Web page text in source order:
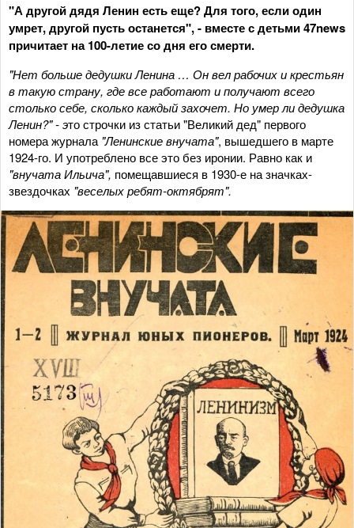
"А другой дядя Ленин есть еще? Для того, если один
умрет, другой пусть останется", - вместе с детьми 47news
причитает на 100-летие со дня его смерти.
"Нет больше дедушки Ленина … Он вел рабочих и крестьян
в такую страну, где все работают и получают всего
столько себе, сколько каждый захочет. Но умер ли дедушка
Ленин?" - это строчки из статьи "Великий дед" первого
номера журнала "Ленинские внучата", вышедшего в марте
1924-го. И употреблено все это без иронии. Равно как и
"внучата Ильича", помещавшиеся в 1930-е на значках-
звездочках "веселых ребят-октябрят".